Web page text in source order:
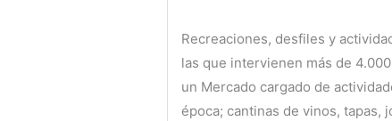
Recreaciones, desfiles y
las que intervienen más de
un Mercado cargado de
época; cantinas de vinos, tapas,